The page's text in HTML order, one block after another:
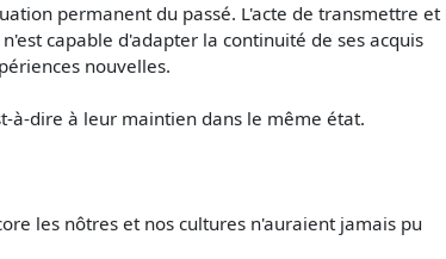
permanent du passé. L'acte de transmettre et
capable d'adapter la continuité de ses acquis
nouvelles.
à-dire à leur maintien dans le même état.
les nôtres et nos cultures n'auraient jamais pu